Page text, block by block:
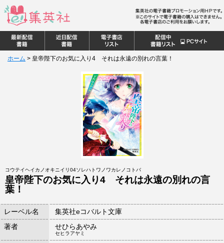
ホーム > 皇帝陛下のお気に入り4 それは永遠の別れの言葉！
コウテイヘイカノオキニイリ04ソレハトワノワカレノコトバ
皇帝陛下のお気に入り4 それは永遠の別れの言
葉！
レーベル名
集英社eコバルト文庫
著者
せひらあやみ
セヒラアヤミ